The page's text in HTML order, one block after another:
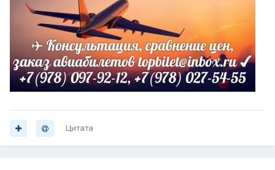
Цитата